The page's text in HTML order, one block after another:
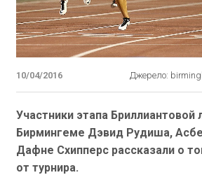
10/04/2016 Джерело:
Участники этапа Бриллиантовой
Бирмингеме Дэвид Рудиша,
Дафне Схипперс рассказали о
от турнира.